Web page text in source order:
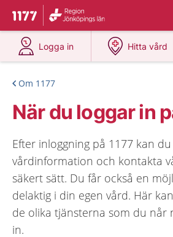
Till startsidan för 1177
Du har valt region
Logga in
på 1177.se
Hitta vård
på
Om 1177
När du loggar in
Efter inloggning på 1177 kan
vårdinformation och kontakta
säkert sätt. Du får också en
delaktig i din egen vård. Här
de olika tjänsterna som du når
in.